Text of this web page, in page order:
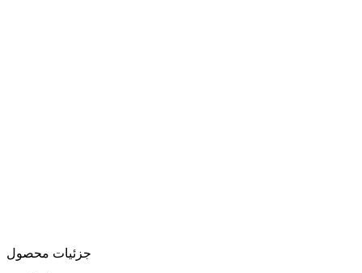
جزئیات محصول